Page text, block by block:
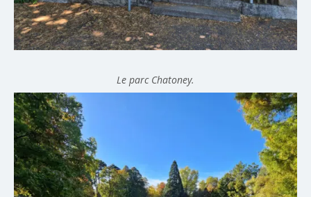
Le parc Chatoney.